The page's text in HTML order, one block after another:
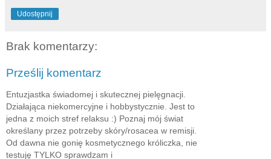
Udostępnij
Brak komentarzy:
Prześlij komentarz
Entuzjastka świadomej i skutecznej pielęgnacji.
Działająca niekomercyjne i hobbystycznie. Jest to
jedna z moich stref relaksu :) Poznaj mój świat
określany przez potrzeby skóry/rosacea w remisji.
Od dawna nie gonię kosmetycznego króliczka, nie
testuję TYLKO sprawdzam i